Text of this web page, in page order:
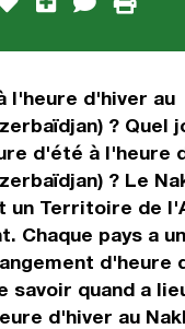
l'heure d'hiver au
? Quel
d'été à l'heure
? Le
un Territoire de
Chaque pays a
d'heure
savoir quand a
d'hiver au